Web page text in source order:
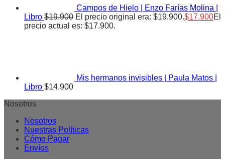
Campos de Hielo | Enzo Farías Molina |
Libro $19.900 El precio original era: $19.900.$17.900El
precio actual es: $17.900.
Mis hermanos invisibles | Paula Matos |
Libro $14.900
Nosotros
Nosotros
Nuestras Políticas
Cómo Pagar
Envíos